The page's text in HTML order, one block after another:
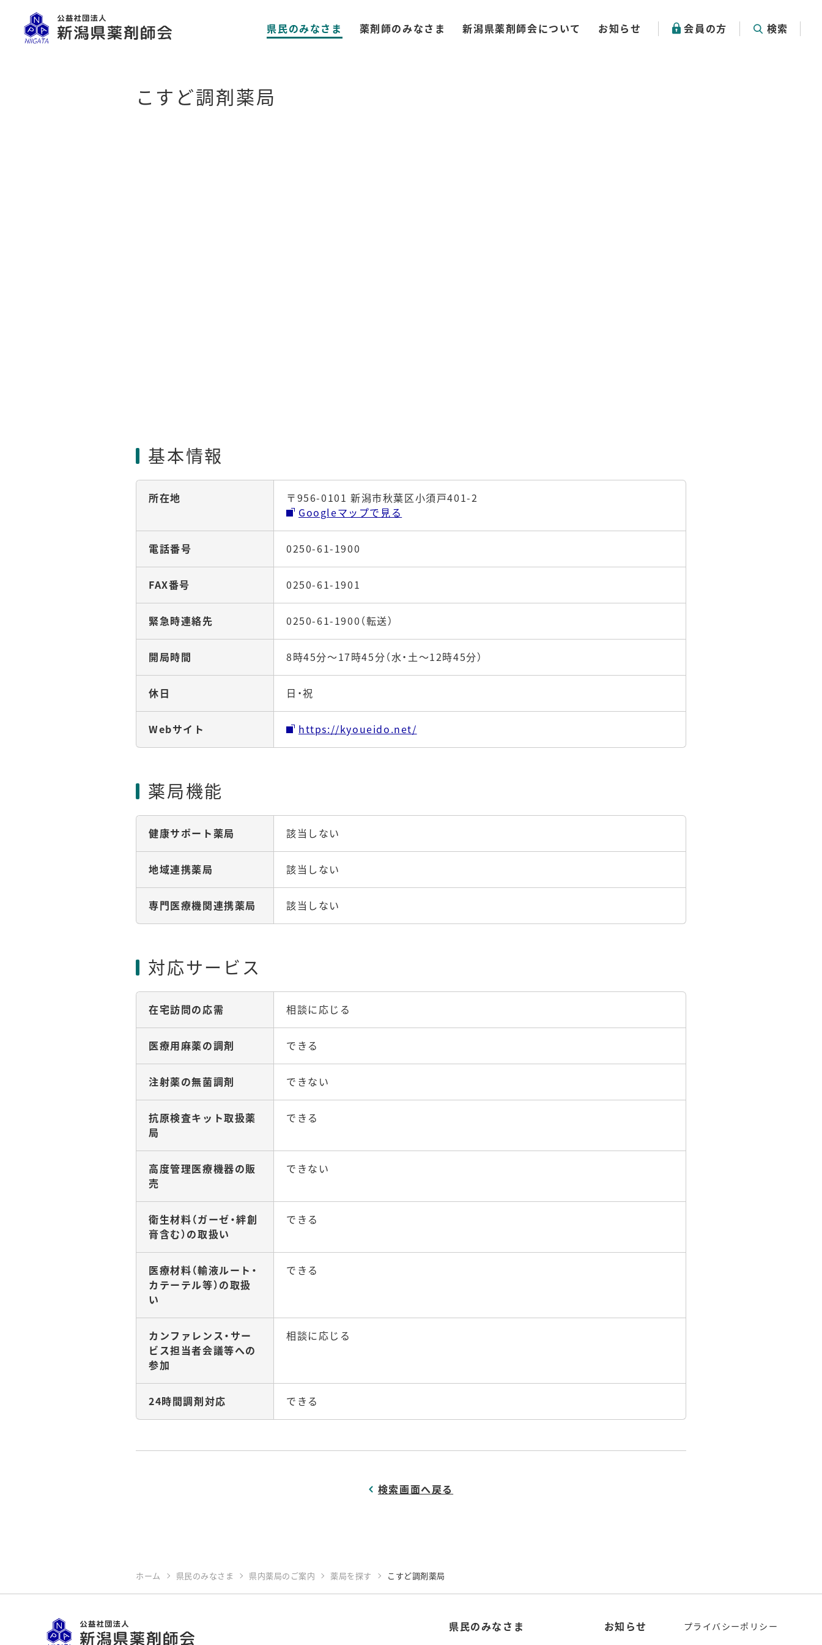
県民のみなさま 薬剤師のみなさま 新潟県薬剤師会について お知らせ 会員の方 検索
こすど調剤薬局
基本情報
所在地
〒956-0101 新潟市秋葉区小須戸401-2
Googleマップで見る
電話番号 0250-61-1900
FAX番号 0250-61-1901
緊急時連絡先 0250-61-1900（転送）
開局時間 8時45分～17時45分（水・土～12時45分）
休日 日・祝
Webサイト https://kyoueido.net/
薬局機能
健康サポート薬局 該当しない
地域連携薬局 該当しない
専門医療機関連携薬局 該当しない
対応サービス
在宅訪問の応需 相談に応じる
医療用麻薬の調剤 できる
注射薬の無菌調剤 できない
抗原検査キット取扱薬
局
できる
高度管理医療機器の販
売
できない
衛生材料（ガーゼ・絆創
膏含む）の取扱い
できる
医療材料（輸液ルート・
カテーテル等）の取扱
い
できる
カンファレンス・サー
ビス担当者会議等への
参加
相談に応じる
24時間調剤対応 できる
検索画面へ戻る
ホーム 県民のみなさま 県内薬局のご案内 薬局を探す こすど調剤薬局
県民のみなさま お知らせ プライバシーポリシー